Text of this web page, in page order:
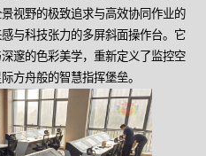
视野的极致追求与高效协同作业的
与科技张力的多屏斜面操作台。它
邃的色彩美学，重新定义了监控空
方舟般的智慧指挥堡垒。